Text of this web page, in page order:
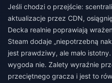
Jeśli chodzi o przejście:
aktualizacje przez CDN,
Decka realnie poprawiają
Steam dodaje „niepotrzebną
jest prawdziwy, ale mało
wygoda nie. Zalety wyraźnie
przeciętnego gracza i jest to